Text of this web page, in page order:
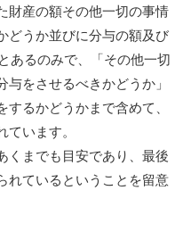
財産の額その他一切の事情
どうか並びに分与の額及び
あるのみで、「その他一切
をさせるべきかどうか」
るかどうかまで含めて、
います。
までも目安であり、最後
れているということを留意